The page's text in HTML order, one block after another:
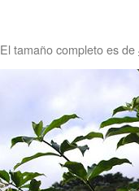
El tamaño completo es de